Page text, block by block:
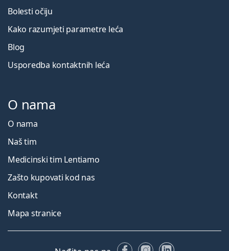
Bolesti očiju
Kako razumjeti parametre leća
Blog
Usporedba kontaktnih leća
O nama
O nama
Naš tim
Medicinski tim Lentiamo
Zašto kupovati kod nas
Kontakt
Mapa stranice
FacebookuInstagramu
LinkedIn